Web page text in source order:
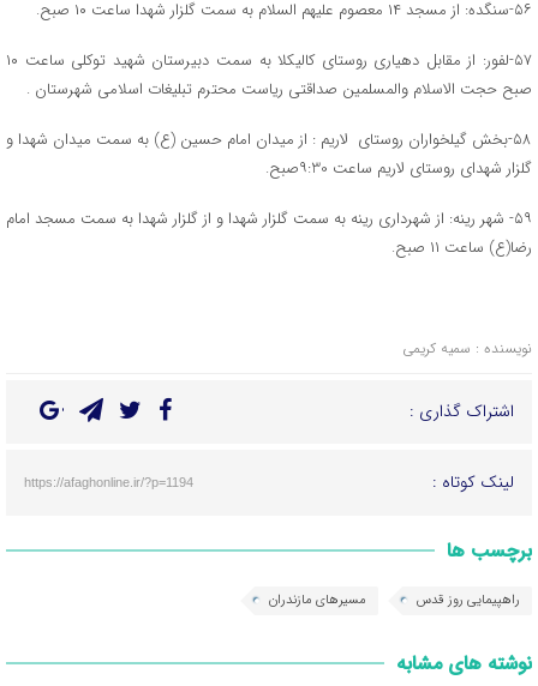
۵۶-سنگده: از مسجد ۱۴ معصوم علیهم السلام به سمت گلزار شهدا ساعت ۱۰ صبح.
۵۷-لفور: از مقابل دهیاری روستای کالیکلا به سمت دبیرستان شهید توکلی ساعت ۱۰
صبح حجت الاسلام والمسلمین صداقتی ریاست محترم تبلیغات اسلامی شهرستان .
۵۸-بخش گیلخواران روستای لاریم : از میدان امام حسین (ع) به سمت میدان شهدا و
گلزار شهدای روستای لاریم ساعت ۹:30صبح.
۵۹- شهر رینه: از شهرداری رینه به سمت گلزار شهدا و از گلزار شهدا به سمت مسجد امام
رضا(ع) ساعت ۱۱ صبح.
نویسنده : سمیه کریمی
اشتراک گذاری :
لینک کوتاه : https://afaghonline.ir/?p=1194
برچسب ها
راهپیمایی روز قدس مسیرهای مازندران
نوشته های مشابه